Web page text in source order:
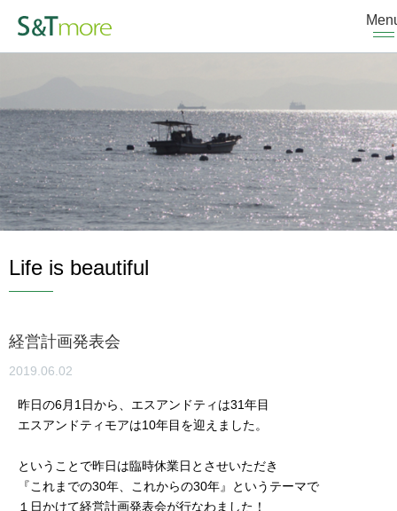
Life is beautiful
経営計画発表会
2019.06.02
昨日の6月1日から、エスアンドティは31年目
エスアンドティモアは10年目を迎えました。
ということで昨日は臨時休業日とさせいただき
『これまでの30年、これからの30年』というテーマで
１日かけて経営計画発表会が行なわました！